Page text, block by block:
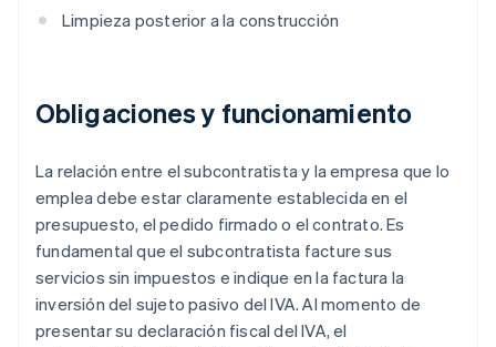
Limpieza posterior a la construcción
Obligaciones y funcionamiento
La relación entre el subcontratista y la empresa que lo
emplea debe estar claramente establecida en el
presupuesto, el pedido firmado o el contrato. Es
fundamental que el subcontratista facture sus
servicios sin impuestos e indique en la factura la
inversión del sujeto pasivo del IVA. Al momento de
presentar su declaración fiscal del IVA, el